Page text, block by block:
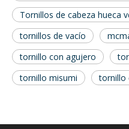
Tornillos de cabeza hueca
tornillos de vacío
tornillo con agujero
tornillo misumi
tornillo